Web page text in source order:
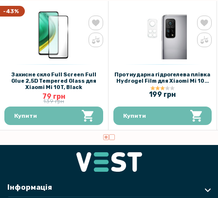
-43%
Захисне скло Full Screen Full
Glue 2,5D Tempered Glass для
Xiaomi Mi 10T, Black
79 грн
139 грн
Купити
Протиударна гідрогелева плівка
Hydrogel Film для Xiaomi Mi 10T
5G на камеру 3шт, Transparent
199 грн
Купити
Інформація